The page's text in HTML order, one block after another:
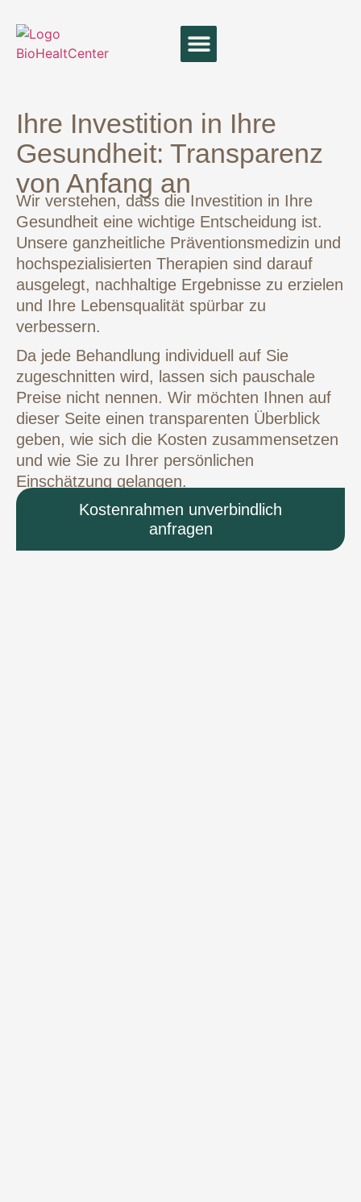
Ihre Investition in Ihre
Gesundheit: Transparenz
von Anfang an
Wir verstehen, dass die Investition in Ihre
Gesundheit eine wichtige Entscheidung ist.
Unsere ganzheitliche Präventionsmedizin und
hochspezialisierten Therapien sind darauf
ausgelegt, nachhaltige Ergebnisse zu erzielen
und Ihre Lebensqualität spürbar zu
verbessern.
Da jede Behandlung individuell auf Sie
zugeschnitten wird, lassen sich pauschale
Preise nicht nennen. Wir möchten Ihnen auf
dieser Seite einen transparenten Überblick
geben, wie sich die Kosten zusammensetzen
und wie Sie zu Ihrer persönlichen
Einschätzung gelangen.
Kostenrahmen unverbindlich
anfragen